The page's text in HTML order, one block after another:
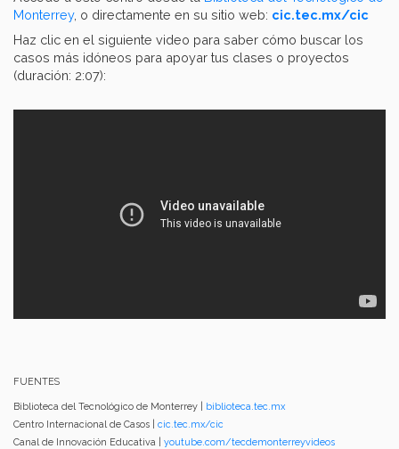
Monterrey, o directamente en su sitio web: cic.tec.mx/cic
Haz clic en el siguiente video para saber cómo buscar los
casos más idóneos para apoyar tus clases o proyectos
(duración: 2:07):
FUENTES
Biblioteca del Tecnológico de Monterrey | biblioteca.tec.mx
Centro Internacional de Casos | cic.tec.mx/cic
Canal de Innovación Educativa | youtube.com/tecdemonterreyvideos